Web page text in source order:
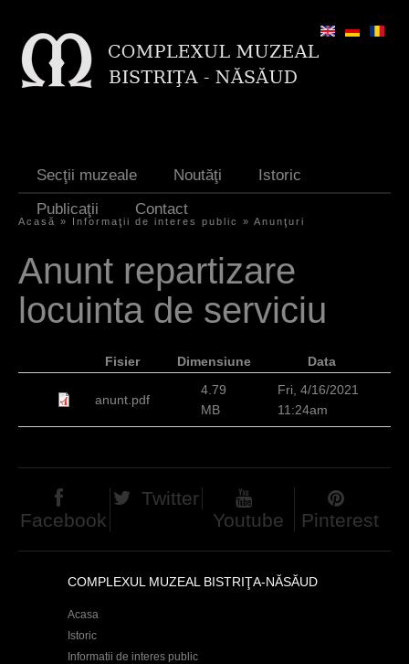
Secţii muzeale Noutăţi
Istoric
Publicaţii
Contact
o
u
r
h
e
Acasă » Informaţii de interes public » Anunţuri
Anunt repartizare
locuinta de serviciu
Fisier Dimensiune Data
anunt.pdf
4.79
MB
Fri, 4/16/2021
11:24am
Facebook
Twitter
Youtube
Pinterest
COMPLEXUL MUZEAL BISTRIŢA-NĂSĂUD
Acasa
Istoric
Informatii de interes public